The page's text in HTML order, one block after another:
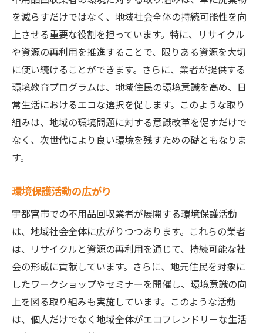
を減らすだけではなく、地域社会全体の持続可能性を向
上させる重要な役割を担っています。特に、リサイクル
や資源の再利用を推進することで、限りある資源を大切
に使い続けることができます。さらに、業者が提供する
環境教育プログラムは、地域住民の環境意識を高め、日
常生活におけるエコな選択を促します。このような取り
組みは、地域の環境問題に対する意識改革を促すだけで
なく、次世代により良い環境を残すための礎ともなりま
す。
環境保護活動の広がり
宇都宮市での不用品回収業者が展開する環境保護活動
は、地域社会全体に広がりつつあります。これらの業者
は、リサイクルと資源の再利用を通じて、持続可能な社
会の形成に貢献しています。さらに、地元住民を対象に
したワークショップやセミナーを開催し、環境意識の向
上を図る取り組みも実施しています。このような活動
は、個人だけでなく地域全体がエコフレンドリーな生活